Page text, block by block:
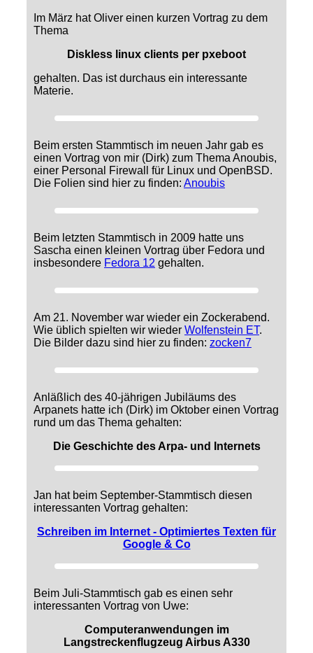
Im März hat Oliver einen kurzen Vortrag zu dem
Thema
Diskless linux clients per pxeboot
gehalten. Das ist durchaus ein interessante
Materie.
Beim ersten Stammtisch im neuen Jahr gab es
einen Vortrag von mir (Dirk) zum Thema Anoubis,
einer Personal Firewall für Linux und OpenBSD.
Die Folien sind hier zu finden: Anoubis
Beim letzten Stammtisch in 2009 hatte uns
Sascha einen kleinen Vortrag über Fedora und
insbesondere Fedora 12 gehalten.
Am 21. November war wieder ein Zockerabend.
Wie üblich spielten wir wieder Wolfenstein ET.
Die Bilder dazu sind hier zu finden: zocken7
Anläßlich des 40-jährigen Jubiläums des
Arpanets hatte ich (Dirk) im Oktober einen Vortrag
rund um das Thema gehalten:
Die Geschichte des Arpa- und Internets
Jan hat beim September-Stammtisch diesen
interessanten Vortrag gehalten:
Schreiben im Internet - Optimiertes Texten für
Google & Co
Beim Juli-Stammtisch gab es einen sehr
interessanten Vortrag von Uwe:
Computeranwendungen im
Langstreckenflugzeug Airbus A330